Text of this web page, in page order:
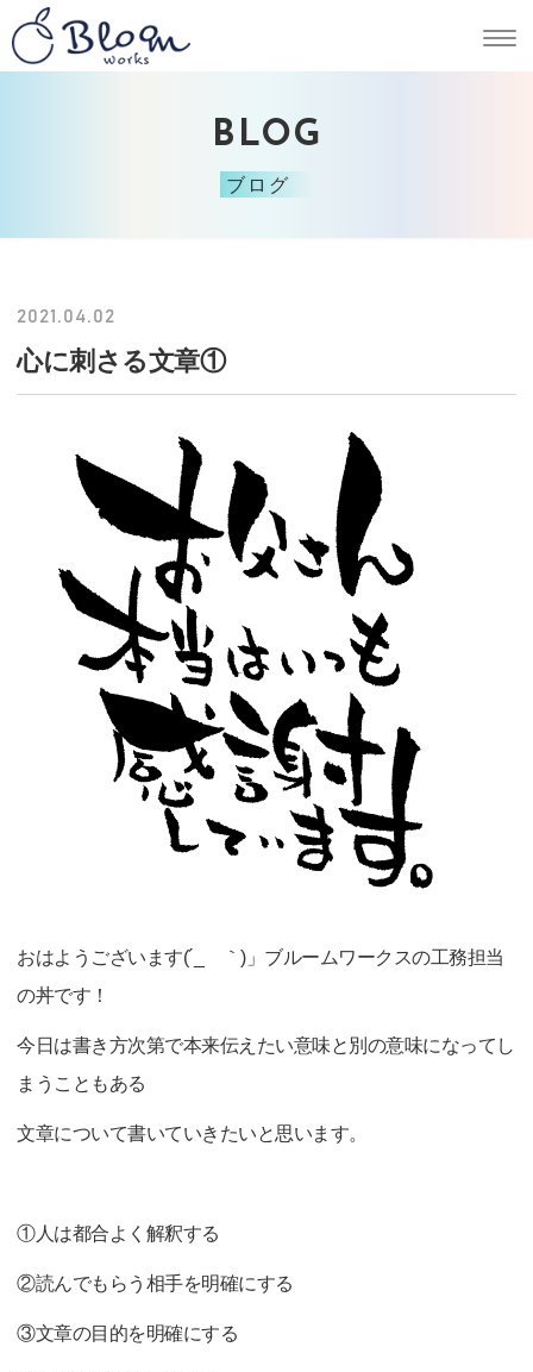
BLOG
ブログ
2021.04.02
心に刺さる文章①
おはようございます(´_ゝ｀)」ブルームワークスの工務担当
の丼です！
今日は書き方次第で本来伝えたい意味と別の意味になってし
まうこともある
文章について書いていきたいと思います。
①人は都合よく解釈する
②読んでもらう相手を明確にする
③文章の目的を明確にする